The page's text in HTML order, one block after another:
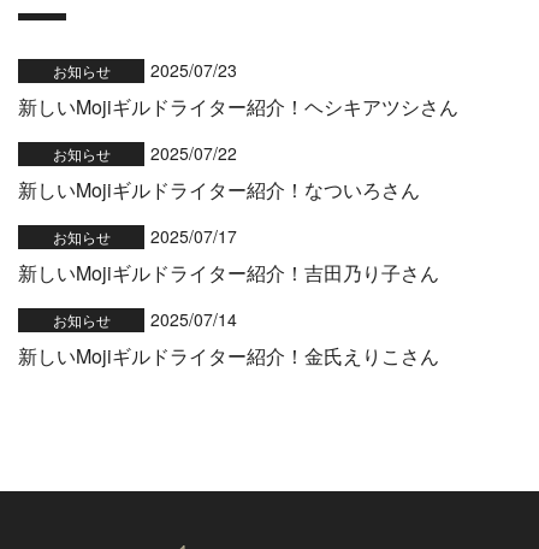
お知らせ 2025/07/23
新しいMojiギルドライター紹介！ヘシキアツシさん
お知らせ 2025/07/22
新しいMojiギルドライター紹介！なついろさん
お知らせ 2025/07/17
新しいMojiギルドライター紹介！吉田乃り子さん
お知らせ 2025/07/14
新しいMojiギルドライター紹介！金氏えりこさん